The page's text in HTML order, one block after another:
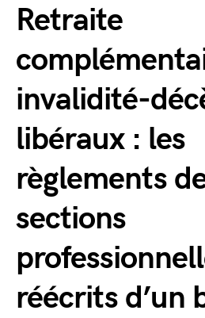
Retraite
invalidité-
libéraux : les
règlements
sections
réécrits d’un